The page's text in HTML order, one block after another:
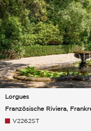
Lorgues
Französische Riviera,
V2262ST